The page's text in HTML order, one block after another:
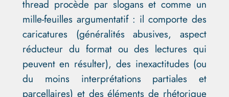
thread procède par slogans et comme un
mille-feuilles argumentatif : il comporte des
caricatures (généralités abusives, aspect
réducteur du format ou des lectures qui
peuvent en résulter), des inexactitudes (ou
du moins interprétations partiales et
parcellaires) et des éléments de rhétorique